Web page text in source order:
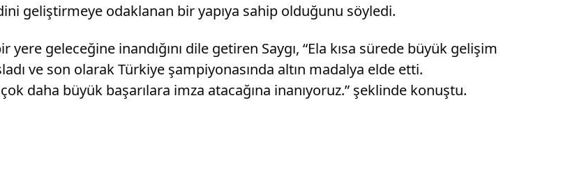
geliştirmeye odaklanan bir yapıya sahip olduğunu söyledi.
geleceğine inandığını dile getiren Saygı, “Ela kısa sürede büyük gelişim
ve son olarak Türkiye şampiyonasında altın madalya elde etti.
daha büyük başarılara imza atacağına inanıyoruz.” şeklinde konuştu.